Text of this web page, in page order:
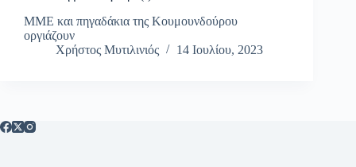
ΜΜΕ και πηγαδάκια της Κουμουνδούρου
οργιάζουν
Χρήστος Μυτιλινιός
14 Ιουλίου, 2023